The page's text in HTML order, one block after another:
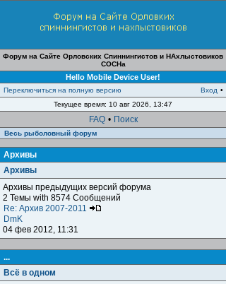
Форум на Сайте Орловских Спиннингистов и НАхлыстовиков
СОСНа
Hello Mobile Device User!
Переключиться на полную версию Вход •
Текущее время: 10 авг 2026, 13:47
FAQ • Поиск
Весь рыболовный форум
Архивы
Архивы
Архивы предыдущих версий форума
2 Темы with 8574 Сообщений
Re: Архив 2007-2011
DmK
04 фев 2012, 11:31
...
Всё в одном